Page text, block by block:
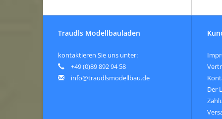
Traudls Modellbauladen
kontaktieren Sie uns unter:
+49 (0)89 892 94 58
info@traudlsmodellbau.de
Der